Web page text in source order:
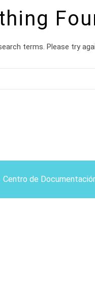
terms. Please try
Centro de